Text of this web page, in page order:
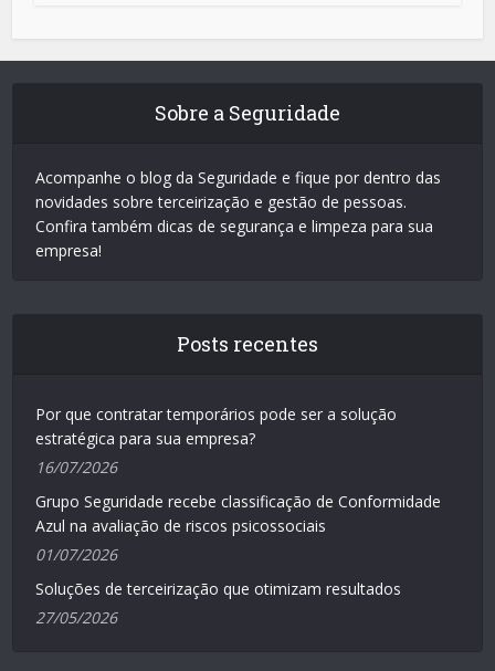
Sobre a Seguridade
Acompanhe o blog da Seguridade e fique por dentro das
novidades sobre terceirização e gestão de pessoas.
Confira também dicas de segurança e limpeza para sua
empresa!
Posts recentes
Por que contratar temporários pode ser a solução
estratégica para sua empresa?
16/07/2026
Grupo Seguridade recebe classificação de Conformidade
Azul na avaliação de riscos psicossociais
01/07/2026
Soluções de terceirização que otimizam resultados
27/05/2026